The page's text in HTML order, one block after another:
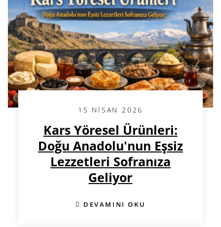
15 NISAN 2026
Kars Yöresel Ürünleri:
Doğu Anadolu'nun Eşsiz
Lezzetleri Sofranıza
Geliyor
DEVAMINI OKU